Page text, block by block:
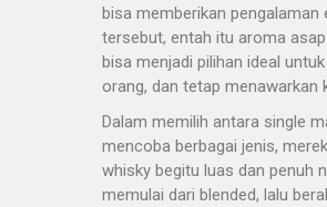
bisa memberikan pengalaman
tersebut, entah itu aroma
bisa menjadi pilihan ideal
orang, dan tetap menawarkan
Dalam memilih antara single
mencoba berbagai jenis,
whisky begitu luas dan penuh
memulai dari blended, lalu